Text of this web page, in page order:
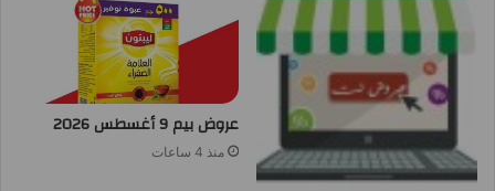
عروض بيم 9 أغسطس 2026
منذ 4 ساعات